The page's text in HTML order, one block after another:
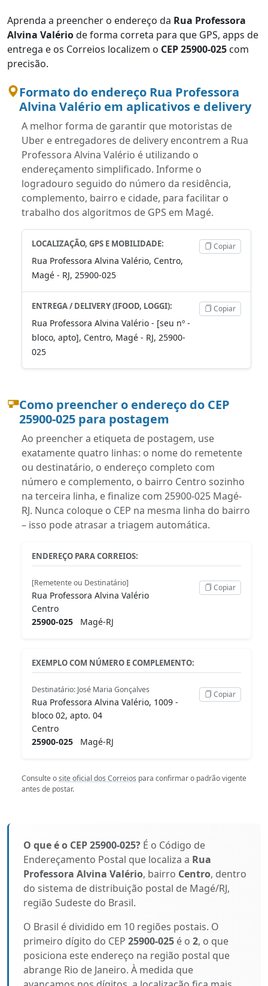
Aprenda a preencher o endereço da Rua Professora
Alvina Valériode forma correta para que GPS, apps de
entrega e os Correios localizem o CEP 25900-025 com
precisão.
Formato do endereço Rua Professora
Alvina Valério em aplicativos e delivery
A melhor forma de garantir que motoristas de
Uber e entregadores de delivery encontrem a Rua
Professora Alvina Valério é utilizando o
endereçamento simplificado. Informe o
logradouro seguido do número da residência,
complemento, bairro e cidade, para facilitar o
trabalho dos algoritmos de GPS em Magé.
LOCALIZAÇÃO, GPS E MOBILIDADE:
Rua Professora Alvina Valério, Centro,
Magé - RJ, 25900-025
Copiar
ENTREGA / DELIVERY (IFOOD, LOGGI):
Rua Professora Alvina Valério - [seu nº -
bloco, apto], Centro, Magé - RJ, 25900-
025
Copiar
Como preencher o endereço do CEP
25900-025 para postagem
Ao preencher a etiqueta de postagem, use
exatamente quatro linhas: o nome do remetente
ou destinatário, o endereço completo com
número e complemento, o bairro Centro sozinho
na terceira linha, e finalize com 25900-025 Magé-
RJ. Nunca coloque o CEP na mesma linha do bairro
– isso pode atrasar a triagem automática.
ENDEREÇO PARA CORREIOS:
[Remetente ou Destinatário]
Rua Professora Alvina Valério
Centro
25900-025 Magé-RJ
Copiar
EXEMPLO COM NÚMERO E COMPLEMENTO:
Destinatário: José Maria Gonçalves
Rua Professora Alvina Valério, 1009 -
bloco 02, apto. 04
Centro
25900-025 Magé-RJ
Copiar
Consulte osite oficial dos Correios para confirmar o padrão vigente
antes de postar.
O que é o CEP 25900-025? É o Código de
Endereçamento Postal que localiza a Rua
Professora Alvina Valério, bairro Centro, dentro
do sistema de distribuição postal de Magé/RJ,
região Sudeste do Brasil.
O Brasil é dividido em 10 regiões postais. O
primeiro dígito do CEP 25900-025 é o 2, o que
posiciona este endereço na região postal que
abrange Rio de Janeiro. À medida que